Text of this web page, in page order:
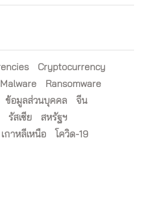
Cryptocurrency
Malware
Ransomware
ข้อมูลส่วนบุคคล
จีน
รัสเซีย
สหรัฐฯ
เกาหลีเหนือ โควิด-19